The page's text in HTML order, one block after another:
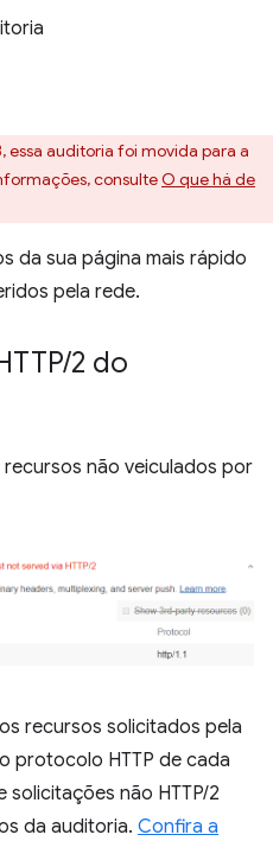
essa auditoria foi movida para a
consulteO que há de
da sua página mais rápido
pela rede.
/2 do
não veiculados por
recursos solicitados pela
protocolo HTTP de cada
solicitações não HTTP/2
da auditoria. Confira a